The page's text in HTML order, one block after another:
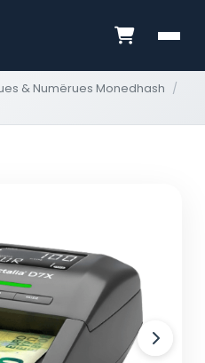
& Numërues Monedhash